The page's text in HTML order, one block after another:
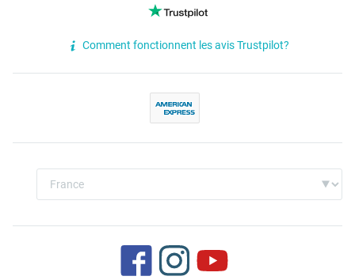
Comment fonctionnent les avis Trustpilot?